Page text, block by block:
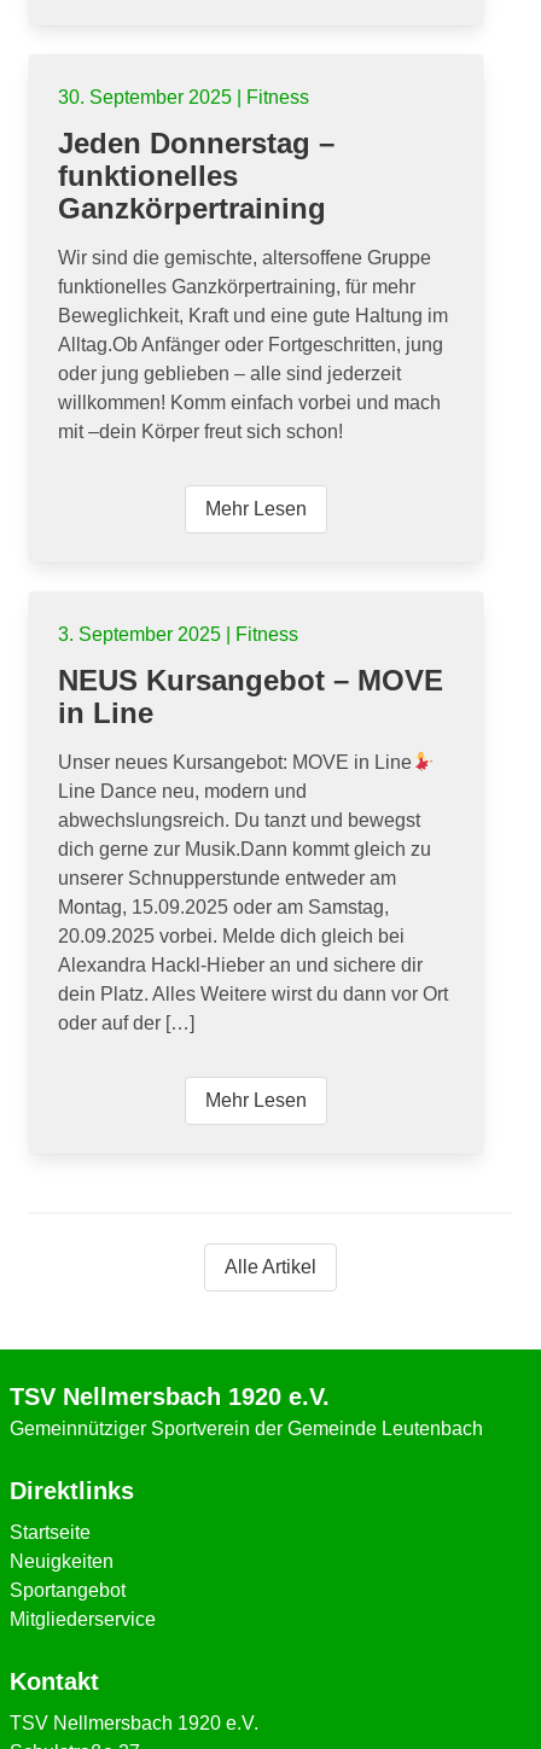
30. September 2025 | Fitness
Jeden Donnerstag –
funktionelles
Ganzkörpertraining
Wir sind die gemischte, altersoffene Gruppe
funktionelles Ganzkörpertraining, für mehr
Beweglichkeit, Kraft und eine gute Haltung im
Alltag.Ob Anfänger oder Fortgeschritten, jung
oder jung geblieben – alle sind jederzeit
willkommen! Komm einfach vorbei und mach
mit –dein Körper freut sich schon!
Mehr Lesen
3. September 2025 | Fitness
NEUS Kursangebot – MOVE
in Line
Unser neues Kursangebot: MOVE in Line
Line Dance neu, modern und
abwechslungsreich. Du tanzt und bewegst
dich gerne zur Musik.Dann kommt gleich zu
unserer Schnupperstunde entweder am
Montag, 15.09.2025 oder am Samstag,
20.09.2025 vorbei. Melde dich gleich bei
Alexandra Hackl-Hieber an und sichere dir
dein Platz. Alles Weitere wirst du dann vor Ort
oder auf der […]
Mehr Lesen
Alle Artikel
TSV Nellmersbach 1920 e.V.
Gemeinnütziger Sportverein der Gemeinde Leutenbach
Direktlinks
Startseite
Neuigkeiten
Sportangebot
Mitgliederservice
Kontakt
TSV Nellmersbach 1920 e.V.